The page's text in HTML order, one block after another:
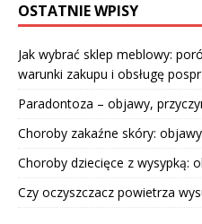
OSTATNIE WPISY
Jak wybrać sklep meblowy:
warunki zakupu i obsługę
Paradontoza – objawy,
Choroby zakaźne skóry:
Choroby dziecięce z wysypką:
Czy oczyszczacz powietrza